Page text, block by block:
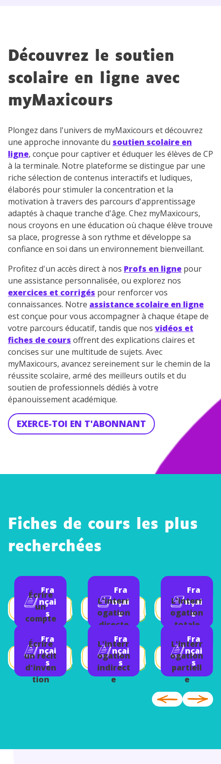
Découvrez le soutien
scolaire en ligne avec
myMaxicours
Plongez dans l'univers de myMaxicours et découvrez
une approche innovante du soutien scolaire en
ligne, conçue pour captiver et éduquer les élèves de CP
à la terminale. Notre plateforme se distingue par une
riche sélection de contenus interactifs et ludiques,
élaborés pour stimuler la concentration et la
motivation à travers des parcours d'apprentissage
adaptés à chaque tranche d'âge. Chez myMaxicours,
nous croyons en une éducation où chaque élève trouve
sa place, progresse à son rythme et développe sa
confiance en soi dans un environnement bienveillant.
Profitez d'un accès direct à nos Profs en ligne pour
une assistance personnalisée, ou explorez nos
exercices et corrigés pour renforcer vos
connaissances. Notre assistance scolaire en ligne
est conçue pour vous accompagner à chaque étape de
votre parcours éducatif, tandis que nos vidéos et
fiches de cours offrent des explications claires et
concises sur une multitude de sujets. Avec
myMaxicours, avancez sereinement sur le chemin de la
réussite scolaire, armé des meilleurs outils et du
soutien de professionnels dédiés à votre
épanouissement académique.
EXERCE-TOI EN T'ABONNANT
Fiches de cours les plus
recherchées
Fra
nçai
s
Écrire
un
compte
Fra
nçai
s
Écrire
un récit
d'inven
tion
Fra
nçai
s
L'interr
ogation
directe
Fra
nçai
s
L'interr
ogation
indirect
e
Fra
nçai
s
L'interr
ogation
totale
Fra
nçai
s
L'interr
ogation
partiell
e